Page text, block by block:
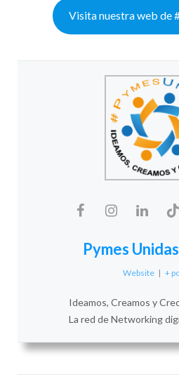
Visita nuestra web de
Pymes
Website | +
Ideamos, Creamos y
La red de Networking